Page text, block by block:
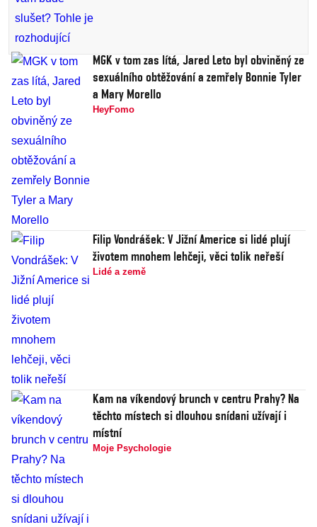
MGK v tom zas lítá, Jared Leto byl obviněný ze
sexuálního obtěžování a zemřely Bonnie Tyler
a Mary Morello
HeyFomo
Filip Vondrášek: V Jižní Americe si lidé plují
životem mnohem lehčeji, věci tolik neřeší
Lidé a země
Kam na víkendový brunch v centru Prahy? Na
těchto místech si dlouhou snídani užívají i
místní
Moje Psychologie